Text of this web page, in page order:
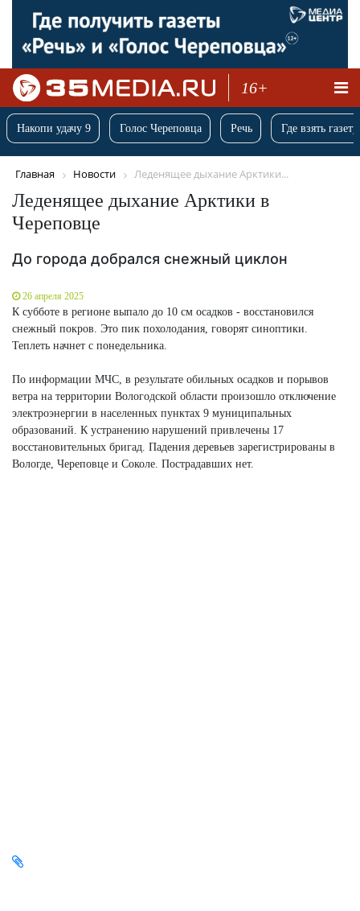
16+
Накопи удачу 9 Голос Череповца Речь Где взять
Главная Новости Леденящее дыхание Арктики...
Леденящее дыхание Арктики в
Череповце
До города добрался снежный циклон
26 апреля 2025
К субботе в регионе выпало до 10 см осадков - восстановился
снежный покров. Это пик похолодания, говорят синоптики.
Теплеть начнет с понедельника.
По информации МЧС, в результате обильных осадков и порывов
ветра на территории Вологодской области произошло отключение
электроэнергии в населенных пунктах 9 муниципальных
образований. К устранению нарушений привлечены 17
восстановительных бригад. Падения деревьев зарегистрированы в
Вологде, Череповце и Соколе. Пострадавших нет.